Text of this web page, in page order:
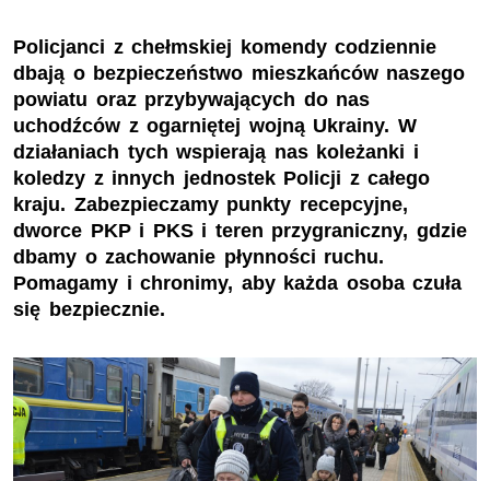
Policjanci z chełmskiej komendy codziennie
dbają o bezpieczeństwo mieszkańców naszego
powiatu oraz przybywających do nas
uchodźców z ogarniętej wojną Ukrainy. W
działaniach tych wspierają nas koleżanki i
koledzy z innych jednostek Policji z całego
kraju. Zabezpieczamy punkty recepcyjne,
dworce PKP i PKS i teren przygraniczny, gdzie
dbamy o zachowanie płynności ruchu.
Pomagamy i chronimy, aby każda osoba czuła
się bezpiecznie.